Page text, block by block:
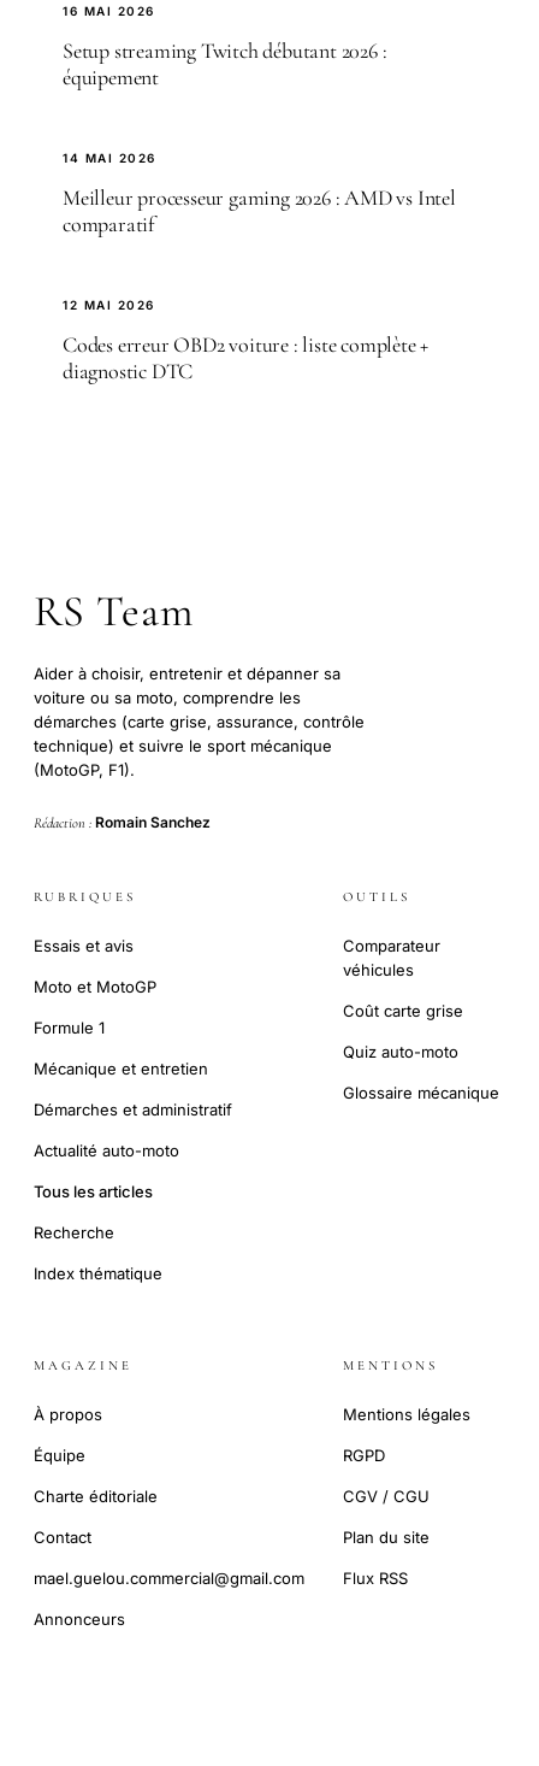
16 MAI 2026
Setup streaming Twitch débutant 2026 :
équipement
14 MAI 2026
Meilleur processeur gaming 2026 : AMD vs Intel
comparatif
12 MAI 2026
Codes erreur OBD2 voiture : liste complète +
diagnostic DTC
RS Team
Aider à choisir, entretenir et dépanner sa
voiture ou sa moto, comprendre les
démarches (carte grise, assurance, contrôle
technique) et suivre le sport mécanique
(MotoGP, F1).
Rédaction : Romain Sanchez
RUBRIQUES
Essais et avis
Moto et MotoGP
Formule 1
Mécanique et entretien
Démarches et administratif
Actualité auto-moto
Tous les articles
Recherche
Index thématique
OUTILS
Comparateur
véhicules
Coût carte grise
Quiz auto-moto
Glossaire mécanique
MAGAZINE
À propos
Équipe
Charte éditoriale
Contact
mael.guelou.commercial@gmail.com
Annonceurs
MENTIONS
Mentions légales
RGPD
CGV / CGU
Plan du site
Flux RSS